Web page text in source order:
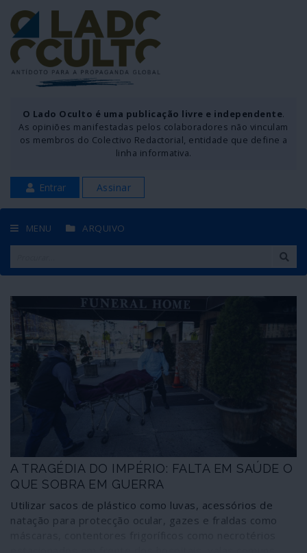
O Lado Oculto é uma publicação livre e independente.
As opiniões manifestadas pelos colaboradores não vinculam
os membros do Colectivo Redactorial, entidade que define a
linha informativa.
Entrar Assinar
MENU ARQUIVO
A TRAGÉDIA DO IMPÉRIO: FALTA EM SAÚDE O
QUE SOBRA EM GUERRA
Utilizar sacos de plástico como luvas, acessórios de
natação para protecção ocular, gazes e fraldas como